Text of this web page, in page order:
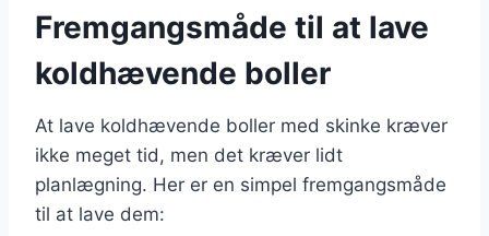
Fremgangsmåde til at lave
koldhævende boller
At lave koldhævende boller med skinke kræver
ikke meget tid, men det kræver lidt
planlægning. Her er en simpel fremgangsmåde
til at lave dem: